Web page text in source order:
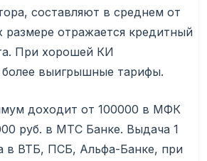
составляют в среднем от
отражается кредитный
При хорошей КИ
выигрышные тарифы.
доходит от 100000 в МФК
руб. в МТС Банке. Выдача 1
в ВТБ, ПСБ, Альфа-Банке, при